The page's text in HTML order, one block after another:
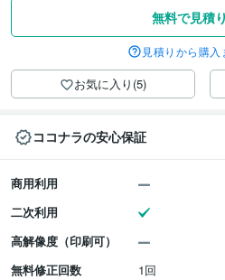
無料で見積
見積りから購
お気に入り(5)
ココナラの安心保証
商用利用
二次利用
高解像度（印刷可）
無料修正回数
1回